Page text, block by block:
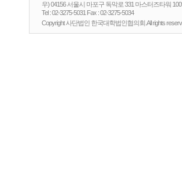
우) 04156 서울시 마포구 독막로 331 마스터즈타워
Tel :02-3275-5031 Fax :02-3275-5034
Copyright 사단법인 한국대학법인협의회.All rights